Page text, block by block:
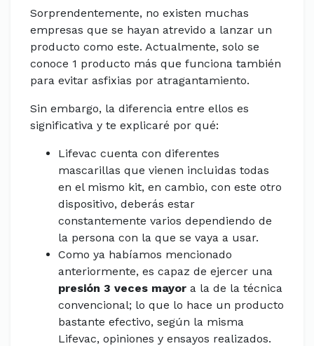
Sorprendentemente, no existen muchas
empresas que se hayan atrevido a lanzar un
producto como este. Actualmente, solo se
conoce 1 producto más que funciona también
para evitar asfixias por atragantamiento.
Sin embargo, la diferencia entre ellos es
significativa y te explicaré por qué:
Lifevac cuenta con diferentes
mascarillas que vienen incluidas todas
en el mismo kit, en cambio, con este otro
dispositivo, deberás estar
constantemente varios dependiendo de
la persona con la que se vaya a usar.
Como ya habíamos mencionado
anteriormente, es capaz de ejercer una
presión 3 veces mayor a la de la técnica
convencional; lo que lo hace un producto
bastante efectivo, según la misma
Lifevac, opiniones y ensayos realizados.